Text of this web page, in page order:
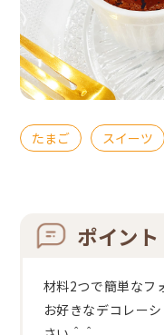
たまご スイーツ
ポイント
材料2つで簡単なフ
お好きなデコレー